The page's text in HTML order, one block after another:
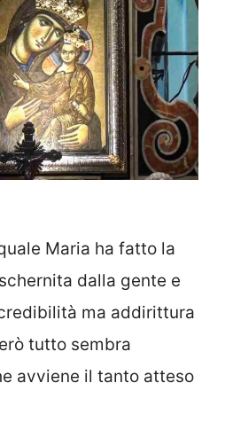
Maria ha fatto la
dalla gente e
ma addirittura
tutto sembra
avviene il tanto atteso